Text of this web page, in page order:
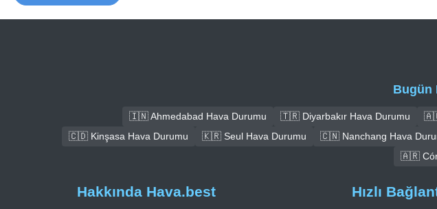
Bugün
🇮🇳 Ahmedabad Hava Durumu 🇹🇷 Diyarbakır Hava Durumu
🇨🇩 Kinşasa Hava Durumu
🇰🇷 Seul Hava Durumu 🇨🇳 Nanchang Hava
🇦🇷
Hakkında Hava.best Hızlı